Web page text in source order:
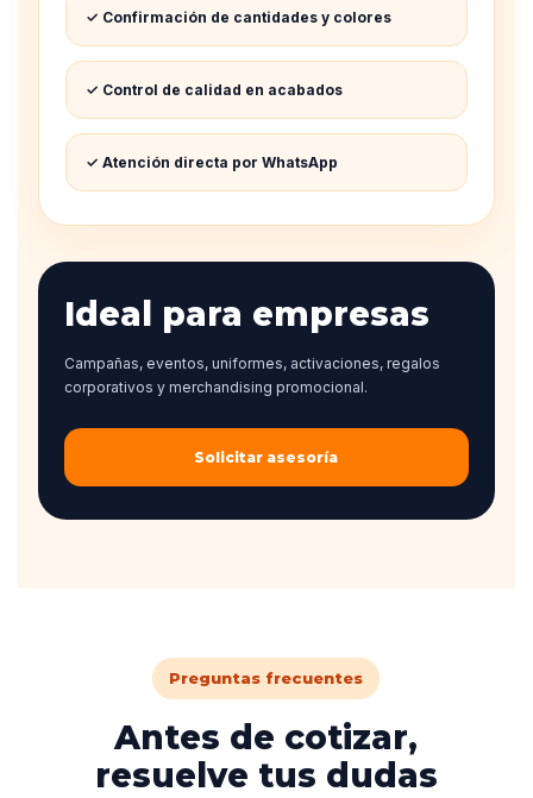
✓ Confirmación de cantidades y colores
✓ Control de calidad en acabados
✓ Atención directa por WhatsApp
Ideal para empresas
Campañas, eventos, uniformes, activaciones, regalos
corporativos y merchandising promocional.
Solicitar asesoría
Preguntas frecuentes
Antes de cotizar,
resuelve tus dudas